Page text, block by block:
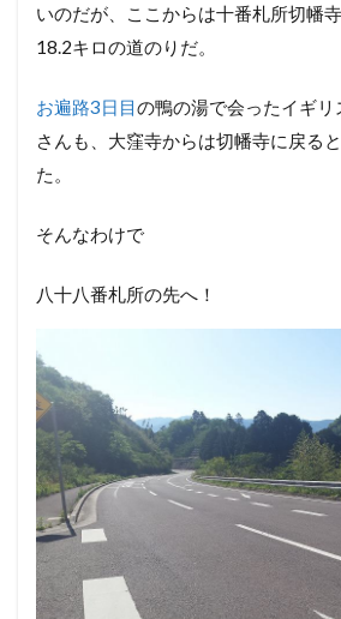
いのだが、ここからは十番札所切幡
18.2キロの道のりだ。
お遍路3日目の鴨の湯で会ったイギ
さんも、大窪寺からは切幡寺に戻る
た。
そんなわけで
八十八番札所の先へ！